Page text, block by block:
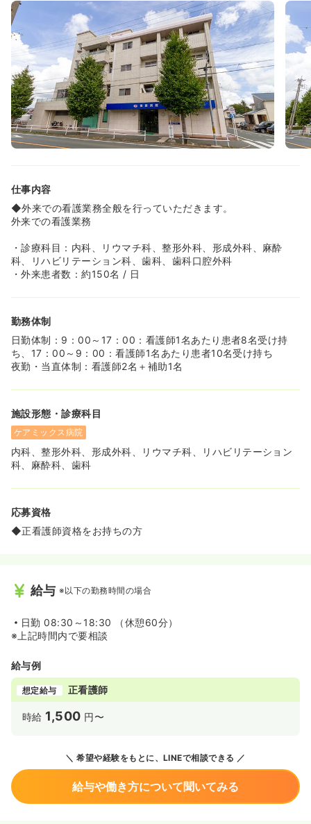
◆ママさんナースが全体の7割を占めており、お互い様精
神のある職場です。
◆お休みの調整もしやすく、希望休の申請が通りやすいで
す。プライベートやご家庭の用事と両立したい方はぜひ♪
◆無理せず長く働いていただける環境が整っています。ご
興味をお持ちいただけた方はぜひ看護roo!までご連絡くだ
さい♪
仕事内容
◆外来での看護業務全般を行っていただきます。
外来での看護業務
・診療科目：内科、リウマチ科、整形外科、形成外科、麻酔
科、リハビリテーション科、歯科、歯科口腔外科
・外来患者数：約150名 / 日
勤務体制
日勤体制：9：00～17：00：看護師1名あたり患者8名受け持
ち、17：00～9：00：看護師1名あたり患者10名受け持ち
夜勤・当直体制：看護師2名＋補助1名
施設形態・診療科目
ケアミックス病院
内科、整形外科、形成外科、リウマチ科、リハビリテーション
科、麻酔科、歯科
応募資格
◆正看護師資格をお持ちの方
給与 ※以下の勤務時間の場合
日勤 08:30～18:30 （休憩60分）
※上記時間内で要相談
給与例
想定給与 正看護師
時給 1,500 円〜
希望や経験をもとに、LINEで相談できる
給与や働き方について聞いてみる